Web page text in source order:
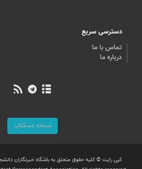
دسترسی سریع
تماس با ما
درباره ما
نسخه دسکتاپ
کپی رایت © کلیه حقوق متعلق به باشگاه خبرنگاران